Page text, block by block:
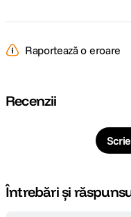
Raportează o eroare
Recenzii
Întrebări și